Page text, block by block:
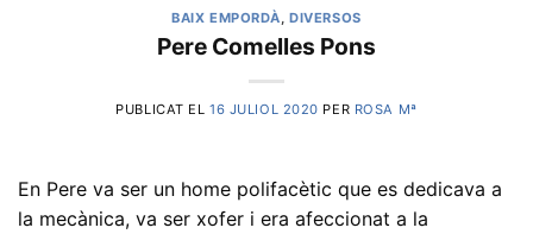
BAIX EMPORDÀ,DIVERSOS
Pere Comelles Pons
PUBLICAT EL16 JULIOL 2020 PER ROSA Mª
En Pere va ser un home polifacètic que es dedicava a
la mecànica, va ser xofer i era afeccionat a la